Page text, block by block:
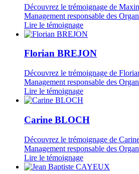
Découvrez le trémoignage de
Management responsable des
Lire le témoignage
Florian BREJON
Découvrez le trémoignage de
Management responsable des
Lire le témoignage
Carine BLOCH
Découvrez le trémoignage de
Management responsable des
Lire le témoignage